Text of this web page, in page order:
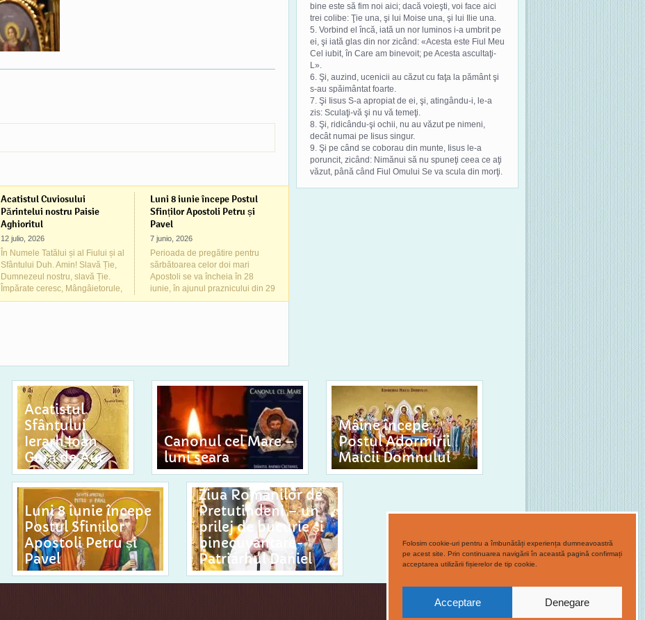
Folosim cookie-uri pentru a îmbunătăți experiența dumneavoastră
pe acest site. Prin continuarea navigării în această pagină confirmați
acceptarea utilizării fișierelor de tip cookie.
Acceptare Denegare
Acatistul Cuviosului
Părintelui nostru Paisie
Aghioritul
12 julio, 2026
În Numele Tatălui și al Fiului și al
Sfântului Duh. Amin! Slavă Ție,
Dumnezeul nostru, slavă Ție.
Împărate ceresc, Mângâietorule,
Luni 8 iunie începe Postul
Sfinților Apostoli Petru și
Pavel
7 junio, 2026
Perioada de pregătire pentru
sărbătoarea celor doi mari
Apostoli se va încheia în 28
iunie, în ajunul praznicului din 29
bine este să fim noi aici; dacă voieşti, voi face aici
trei colibe: Ţie una, şi lui Moise una, şi lui Ilie una.
5. Vorbind el încă, iată un nor luminos i-a umbrit pe
ei, şi iată glas din nor zicând: «Acesta este Fiul Meu
Cel iubit, în Care am binevoit; pe Acesta ascultaţi-
L».
6. Şi, auzind, ucenicii au căzut cu faţa la pământ şi
s-au spăimântat foarte.
7. Şi Iisus S-a apropiat de ei, şi, atingându-i, le-a
zis: Sculaţi-vă şi nu vă temeţi.
8. Şi, ridicându-şi ochii, nu au văzut pe nimeni,
decât numai pe Iisus singur.
9. Şi pe când se coborau din munte, Iisus le-a
poruncit, zicând: Nimănui să nu spuneţi ceea ce aţi
văzut, până când Fiul Omului Se va scula din morţi.
Acatistul
Sfântului
Ierarh Ioan
Gură de Aur
Canonul cel Mare –
luni seara
Mâine începe
Postul Adormirii
Maicii Domnului
Luni 8 iunie începe
Postul Sfinților
Apostoli Petru și
Pavel
Ziua Românilor de
Pretutindeni – un
prilej de bucurie şi
binecuvântare-
Patriarhul Daniel